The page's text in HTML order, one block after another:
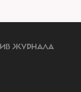
ЖУРНАЛА